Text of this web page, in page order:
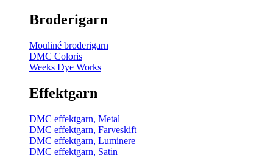
Broderigarn
Mouliné broderigarn
DMC Coloris
Weeks Dye Works
Effektgarn
DMC effektgarn, Metal
DMC effektgarn, Farveskift
DMC effektgarn, Luminere
DMC effektgarn, Satin